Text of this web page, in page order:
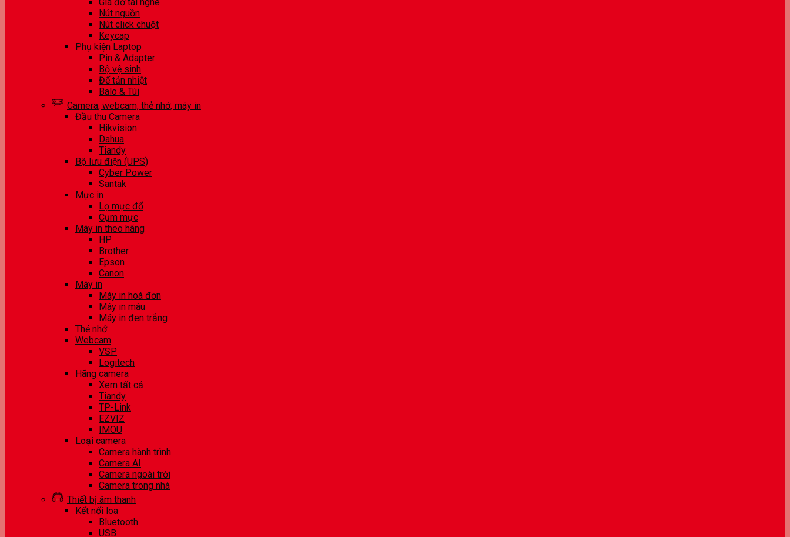
Nút nguồn
Nút click chuột
Keycap
Phụ kiện Laptop
Pin & Adapter
Bộ vệ sinh
Đế tản nhiệt
Balo & Túi
Camera, webcam, thẻ nhớ, máy in
Đầu thu Camera
Hikvision
Dahua
Tiandy
Bộ lưu điện (UPS)
Cyber Power
Santak
Mực in
Lọ mực đổ
Cụm mực
Máy in theo hãng
HP
Brother
Epson
Canon
Máy in
Máy in hoá đơn
Máy in màu
Máy in đen trắng
Thẻ nhớ
Webcam
VSP
Logitech
Hãng camera
Xem tất cả
Tiandy
TP-Link
EZVIZ
IMOU
Loại camera
Camera hành trình
Camera AI
Camera ngoài trời
Camera trong nhà
Thiết bị âm thanh
Kết nối loa
Bluetooth
USB